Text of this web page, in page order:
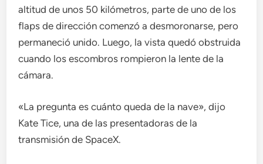
altitud de unos 50 kilómetros, parte de uno de los
flaps de dirección comenzó a desmoronarse, pero
permaneció unido. Luego, la vista quedó obstruida
cuando los escombros rompieron la lente de la
cámara.
«La pregunta es cuánto queda de la nave», dijo
Kate Tice, una de las presentadoras de la
transmisión de SpaceX.